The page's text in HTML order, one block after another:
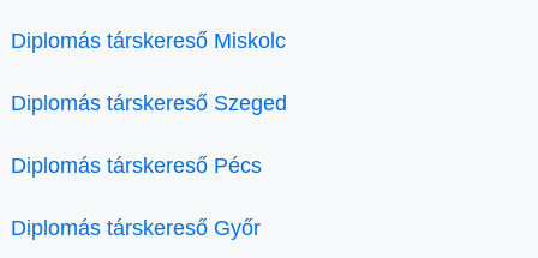
Diplomás társkereső Miskolc
Diplomás társkereső Szeged
Diplomás társkereső Pécs
Diplomás társkereső Győr